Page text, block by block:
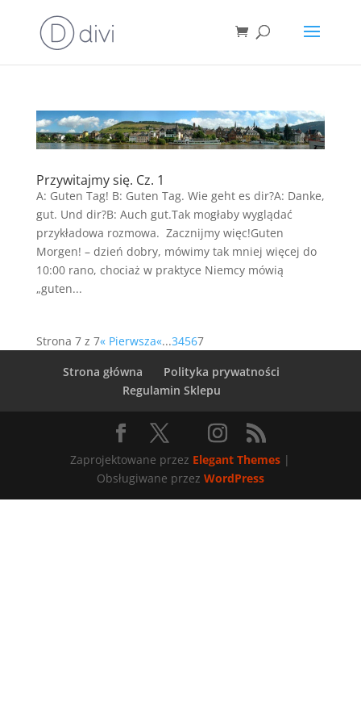
Przywitajmy się. Cz. 1
A: Guten Tag! B: Guten Tag. Wie geht es dir?A: Danke,
gut. Und dir?B: Auch gut.Tak mogłaby wyglądać
przykładowa rozmowa. Zacznijmy więc!Guten
Morgen! – dzień dobry, mówimy tak mniej więcej do
10:00 rano, chociaż w praktyce Niemcy mówią
„guten...
Strona 7 z 7« Pierwsza«...34567
Strona główna
Polityka prywatności
Regulamin Sklepu
Zaprojektowane przez Elegant Themes |
Obsługiwane przez WordPress